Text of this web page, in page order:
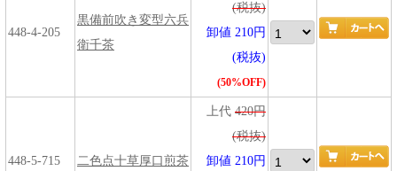
448-4-205
黒備前吹き変型六兵
衛千茶
(税抜)
卸値 210円
(税抜)
(50%OFF)
448-5-715 二色点十草厚口煎茶
上代 420円
(税抜)
卸値 210円